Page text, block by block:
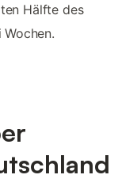
Hälfte des